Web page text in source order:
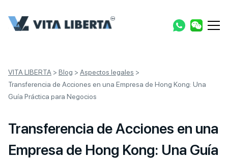
VITA LIBERTA > Blog > Aspectos legales >
Transferencia de Acciones en una Empresa de Hong Kong: Una
Guía Práctica para Negocios
Transferencia de Acciones en una
Empresa de Hong Kong: Una Guía